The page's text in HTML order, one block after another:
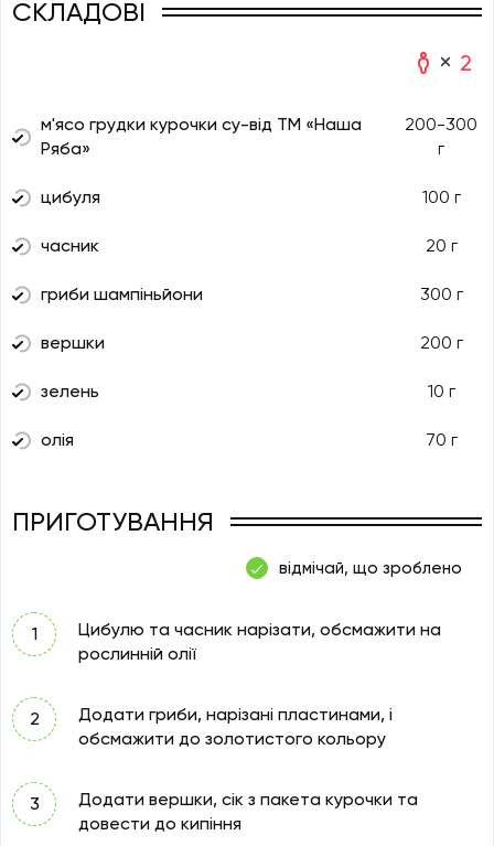
СКЛАДОВІ
2
м'ясо грудки курочки су-від ТМ «Наша
Ряба»
200-300
г
цибуля 100 г
часник 20 г
гриби шампіньйони 300 г
вершки 200 г
зелень 10 г
олія 70 г
ПРИГОТУВАННЯ
відмічай, що зроблено
Цибулю та часник нарізати, обсмажити на
рослинній олії
Додати гриби, нарізані пластинами, і
обсмажити до золотистого кольору
Додати вершки, сік з пакета курочки та
довести до кипіння